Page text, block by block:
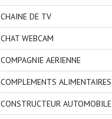
CHAINE DE TV
CHAT WEBCAM
COMPAGNIE AERIENNE
COMPLEMENTS ALIMENTAIRES
CONSTRUCTEUR AUTOMOBILE